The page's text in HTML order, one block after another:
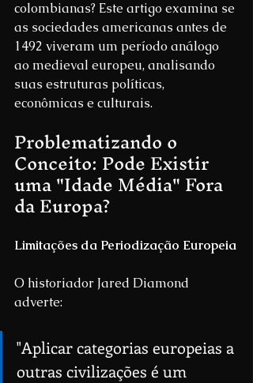
colombianas? Este artigo examina se
as sociedades americanas antes de
1492 viveram um período análogo
ao medieval europeu, analisando
suas estruturas políticas,
econômicas e culturais.
Problematizando o
Conceito: Pode Existir
uma "Idade Média" Fora
da Europa?
Limitações da Periodização Europeia
O historiador Jared Diamond
adverte:
"Aplicar categorias europeias a
outras civilizações é um